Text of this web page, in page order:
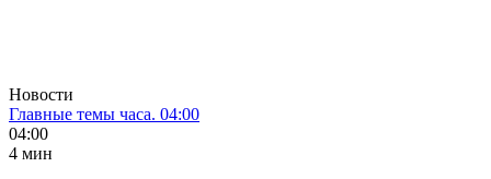
Новости
Главные темы часа. 04:00
04:00
4 мин